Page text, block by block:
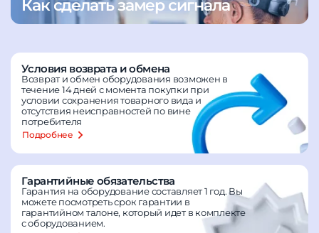
Как сделать замер сигнала
Условия возврата и обмена
Возврат и обмен оборудования возможен в
течение 14 дней с момента покупки при
условии сохранения товарного вида и
отсутствия неисправностей по вине
потребителя
Подробнее
Гарантийные обязательства
Гарантия на оборудование составляет 1 год. Вы
можете посмотреть срок гарантии в
гарантийном талоне, который идет в комплекте
с оборудованием.